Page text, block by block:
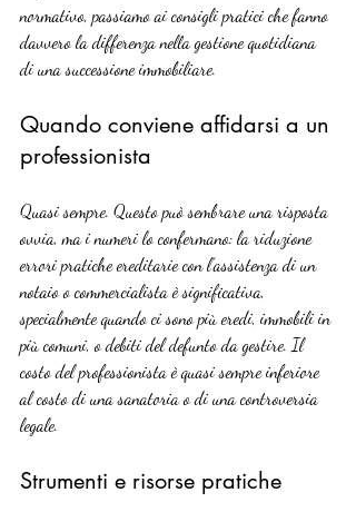
normativo, passiamo ai consigli pratici che fanno
davvero la differenza nella gestione quotidiana
di una successione immobiliare.
Quando conviene affidarsi a un
professionista
Quasi sempre. Questo può sembrare una risposta
ovvia, ma i numeri lo confermano: la riduzione
errori pratiche ereditarie con l’assistenza di un
notaio o commercialista è significativa,
specialmente quando ci sono più eredi, immobili in
più comuni, o debiti del defunto da gestire. Il
costo del professionista è quasi sempre inferiore
al costo di una sanatoria o di una controversia
legale.
Strumenti e risorse pratiche